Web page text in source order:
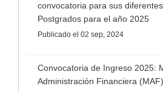
convocatoria para sus
Postgrados para el año 2025
Publicado el 02 sep, 2024
Convocatoria de Ingreso 2025:
Administración Financiera (MAF)